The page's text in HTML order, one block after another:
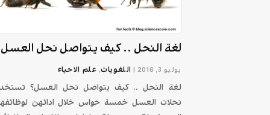
لغة النحل .. كيف يتواصل نحل
يوليو 3, 2016 | اللغويات, علم الاحیاء
لغة النحل .. كيف يتواصل نحل العسل؟
نحلات العسل خمسة حواس خلال ادائهن